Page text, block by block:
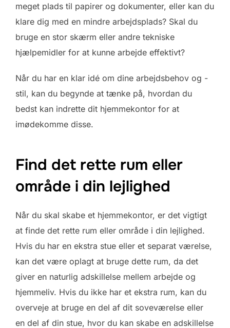
meget plads til papirer og dokumenter, eller kan du
klare dig med en mindre arbejdsplads? Skal du
bruge en stor skærm eller andre tekniske
hjælpemidler for at kunne arbejde effektivt?
Når du har en klar idé om dine arbejdsbehov og -
stil, kan du begynde at tænke på, hvordan du
bedst kan indrette dit hjemmekontor for at
imødekomme disse.
Find det rette rum eller
område i din lejlighed
Når du skal skabe et hjemmekontor, er det vigtigt
at finde det rette rum eller område i din lejlighed.
Hvis du har en ekstra stue eller et separat værelse,
kan det være oplagt at bruge dette rum, da det
giver en naturlig adskillelse mellem arbejde og
hjemmeliv. Hvis du ikke har et ekstra rum, kan du
overveje at bruge en del af dit soveværelse eller
en del af din stue, hvor du kan skabe en adskillelse